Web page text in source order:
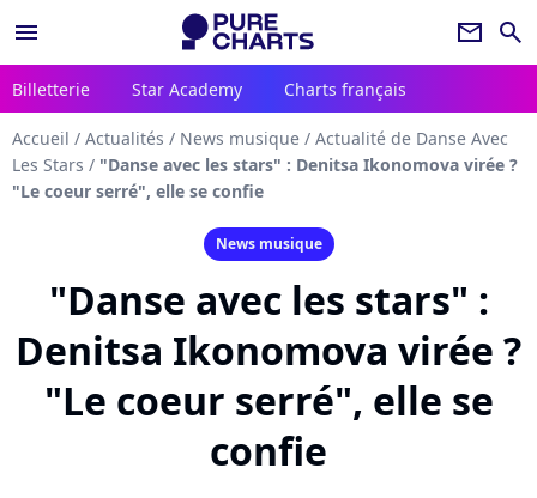
menu newsletter search
Billetterie Star Academy Charts français
Accueil / Actualités / News musique / Actualité de Danse Avec
Les Stars / "Danse avec les stars" : Denitsa Ikonomova virée ?
"Le coeur serré", elle se confie
News musique
"Danse avec les stars" :
Denitsa Ikonomova virée ?
"Le coeur serré", elle se
confie